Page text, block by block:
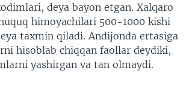
deya bayon etgan. Xalqaro
himoyachilari 500-1000 kishi
taxmin qiladi. Andijonda ertasiga
hisoblab chiqqan faollar deydiki,
yashirgan va tan olmaydi.